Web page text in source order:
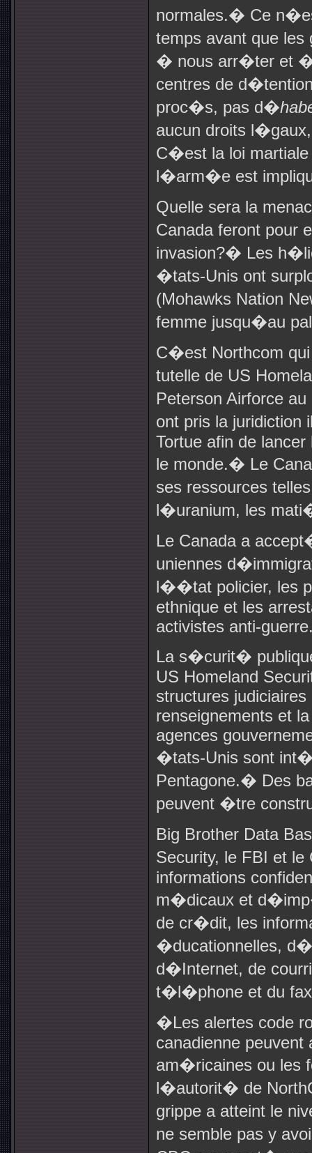
normales.� Ce
temps avant que
� nous arr�ter et �
centres de
proc�s, pas d�
aucun droits
C�est la loi
l�arm�e est
Quelle sera la
Canada feront pour
invasion?� Les
�tats-Unis ont
(Mohawks Nation
femme jusqu�au
C�est Northcom
tutelle de US
Peterson Airforce au
ont pris la
Tortue afin de
le monde.� Le
ses ressources
l�uranium, les
Le Canada a
uniennes
l��tat policier, les
ethnique et les
activistes anti-
La s�curit�
US Homeland
structures
renseignements et
agences
�tats-Unis sont
Pentagone.� Des
peuvent �tre
Big Brother Data
Security, le FBI et le
informations
m�dicaux et
de cr�dit, les
�ducationnelles,
d�Internet, de
t�l�phone et du
�Les alertes code
canadienne peuvent
am�ricaines ou les
l�autorit� de
grippe a atteint le
ne semble pas y